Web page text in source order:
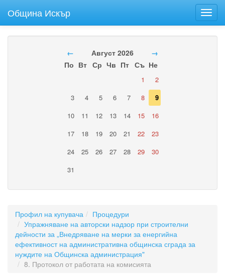
Община Искър
← Август 2026
→
По Вт Ср Чв Пт Съ Не
1
2
3
4 5 6 7 8
9
10
11 12 13 14 15
16
17
18 19 20 21 22
23
24
25 26 27 28 29
30
31
Профил на купувача
Процедури
Упражняване на авторски надзор при строителни
дейности за „Внедряване на мерки за енергийна
ефективност на административна общинска сграда за
нуждите на Общинска администрация"
8. Протокол от работата на комисията